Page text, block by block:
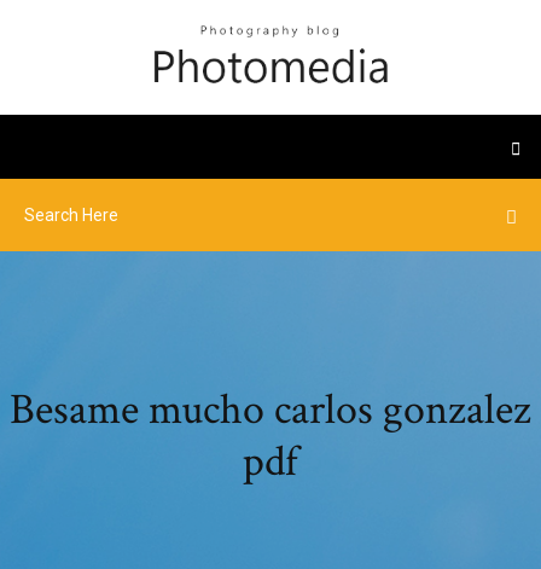
Besame mucho carlos gonzalez
pdf